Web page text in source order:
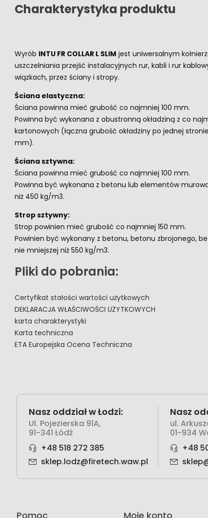
Charakterystyka produktu
Wyrób INTU FR COLLAR L SLIM jest uniwersalnym
uszczelniania przejść instalacyjnych rur, kabli i rur
wiązkach, przez ściany i stropy.
Ściana elastyczna:
Ściana powinna mieć grubość co najmniej 100 mm.
Powinna być wykonana z obustronną okładziną z co
kartonowych (łączna grubość okładziny po jednej
mm).
Ściana sztywna:
Ściana powinna mieć grubość co najmniej 100 mm.
Powinna być wykonana z betonu lub elementów
niż 450 kg/m3.
Strop sztywny:
Strop powinien mieć grubość co najmniej 150 mm.
Powinien być wykonany z betonu, betonu zbrojonego,
nie mniejszej niż 550 kg/m3.
Pliki do pobrania:
Certyfikat stałości wartości użytkowych
DEKLARACJA WŁAŚCIWOŚCI UŻYTKOWYCH
karta charakterystyki
Karta techniczna
ETA Europejska Ocena Techniczna
Nasz oddział w Łodzi:
Ul. Pojezierska 91A,
91-341 Łódź
+48 518 272 385
sklep.lodz@firetech.waw.pl
Nasz
ul.
01-934
+48
Pomoc Moje konto